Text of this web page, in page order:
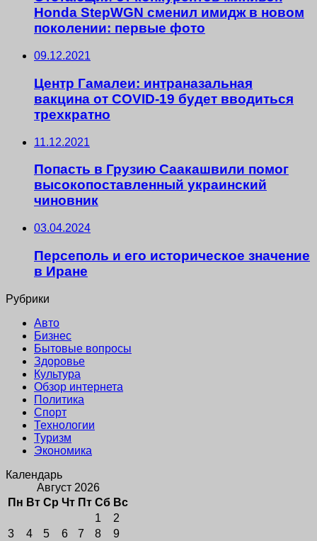
Honda StepWGN сменил имидж в новом
поколении: первые фото
09.12.2021
Центр Гамалеи: интраназальная
вакцина от COVID-19 будет вводиться
трехкратно
11.12.2021
Попасть в Грузию Саакашвили помог
высокопоставленный украинский
чиновник
03.04.2024
Персеполь и его историческое значение
в Иране
Рубрики
Авто
Бизнес
Бытовые вопросы
Здоровье
Культура
Обзор интернета
Политика
Спорт
Технологии
Туризм
Экономика
Календарь
Август 2026
Пн Вт Ср Чт Пт Сб Вс
1
2
3
4 5 6 7 8
9